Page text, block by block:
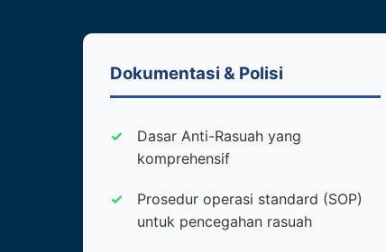
Dokumentasi & Polisi
Dasar Anti-Rasuah yang
komprehensif
Prosedur operasi standard (SOP)
untuk pencegahan rasuah